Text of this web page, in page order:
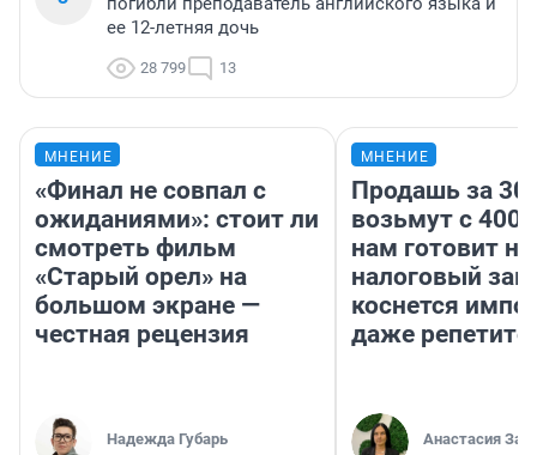
ее 12-летняя дочь
28 799 13
МНЕНИЕ
«Финал не совпал с
ожиданиями»: стоит ли
смотреть фильм
«Старый орел» на
большом экране —
честная рецензия
Надежда Губарь
МНЕНИЕ
Продашь за
возьмут с
нам готовит
налоговый
коснется
даже
Анастасия